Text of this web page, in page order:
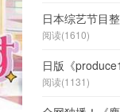
日本综艺节目
阅读(1610)
日版《
阅读(1131)